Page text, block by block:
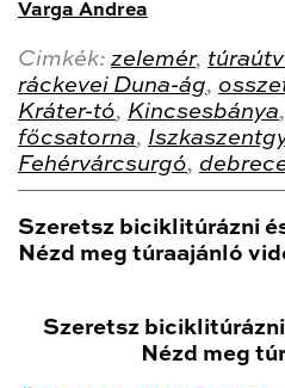
Varga Andrea
Cimkék: zelemér,
ráckevei Duna-ág,
Kráter-tó, Kincsesbánya,
főcsatorna,
Fehérvárcsurgó,
Szeretsz biciklitúrázni
Nézd meg túraajánló
Szeretsz
Nézd meg